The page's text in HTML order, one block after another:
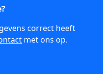
correct heeft
met ons op.